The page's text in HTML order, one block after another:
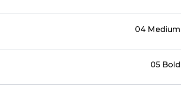
04 Medium
05 Bold